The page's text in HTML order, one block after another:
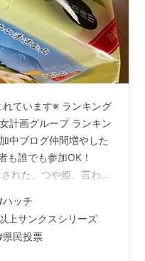
れています※ ランキング
計画グループ ランキン
中ブログ仲間増やした
も誰でも参加OK！
れた、つや姫、言わず
たくなる」と肉食系
が出てきそうなくら
リンク hatch51.com
ハッチ
上サンクスシリーズ
県民投票